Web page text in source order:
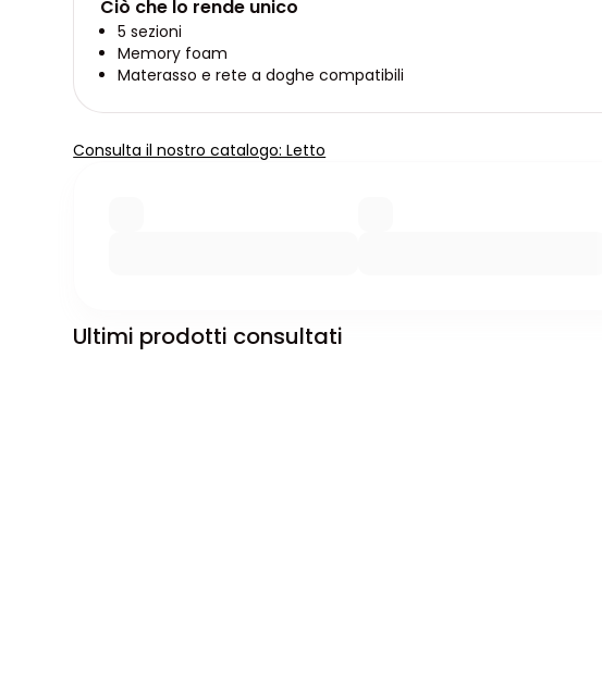
Ciò che lo rende unico
5 sezioni
Memory foam
Materasso e rete a doghe compatibili
Consulta il nostro catalogo: Letto
Ultimi prodotti consultati